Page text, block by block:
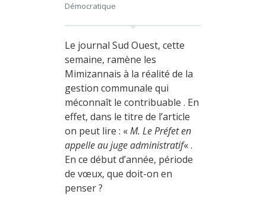
Démocratique
Le journal Sud Ouest, cette
semaine, ramène les
Mimizannais à la réalité de la
gestion communale qui
méconnaît le contribuable . En
effet, dans le titre de l’article
on peut lire : «M. Le Préfet en
appelle au juge administratif« .
En ce début d’année, période
de vœux, que doit-on en
penser ?